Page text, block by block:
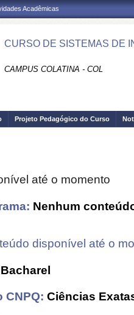
Acadêmicas
CURSO DE SISTEMAS DE
CAMPUS COLATINA - COL
Projeto Pedagógico do Curso
até o momento
Nenhum
disponível até o
Bacharel
CNPQ: Ciências